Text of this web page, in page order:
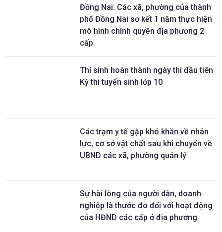
Đồng Nai: Các xã, phường của thành
phố Đồng Nai sơ kết 1 năm thực hiện
mô hình chính quyền địa phương 2
cấp
Thí sinh hoàn thành ngày thi đầu tiên
Kỳ thi tuyển sinh lớp 10
Các trạm y tế gặp khó khăn về nhân
lực, cơ sở vật chất sau khi chuyển về
UBND các xã, phường quản lý
Sự hài lòng của người dân, doanh
nghiệp là thước đo đối với hoạt động
của HĐND các cấp ở địa phương